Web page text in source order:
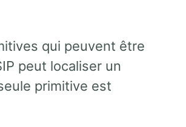
qui peuvent être
peut localiser un
primitive est